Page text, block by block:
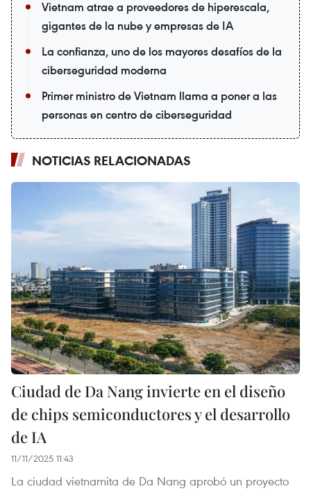
Vietnam atrae a proveedores de hiperescala,
gigantes de la nube y empresas de IA
La confianza, uno de los mayores desafíos de la
ciberseguridad moderna
Primer ministro de Vietnam llama a poner a las
personas en centro de ciberseguridad
NOTICIAS RELACIONADAS
Ciudad de Da Nang invierte en el diseño
de chips semiconductores y el desarrollo
de IA
11/11/2025 11:43
La ciudad vietnamita de Da Nang aprobó un proyecto